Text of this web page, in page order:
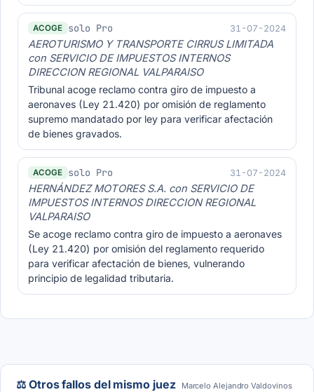
ACOGE solo Pro 31-07-2024
AEROTURISMO Y TRANSPORTE CIRRUS LIMITADA
con SERVICIO DE IMPUESTOS INTERNOS
DIRECCION REGIONAL VALPARAISO
Tribunal acoge reclamo contra giro de impuesto a
aeronaves (Ley 21.420) por omisión de reglamento
supremo mandatado por ley para verificar afectación
de bienes gravados.
ACOGE solo Pro 31-07-2024
HERNÁNDEZ MOTORES S.A. con SERVICIO DE
IMPUESTOS INTERNOS DIRECCION REGIONAL
VALPARAISO
Se acoge reclamo contra giro de impuesto a aeronaves
(Ley 21.420) por omisión del reglamento requerido
para verificar afectación de bienes, vulnerando
principio de legalidad tributaria.
⚖️ Otros fallos del mismo juez
Marcelo Alejandro Valdovinos